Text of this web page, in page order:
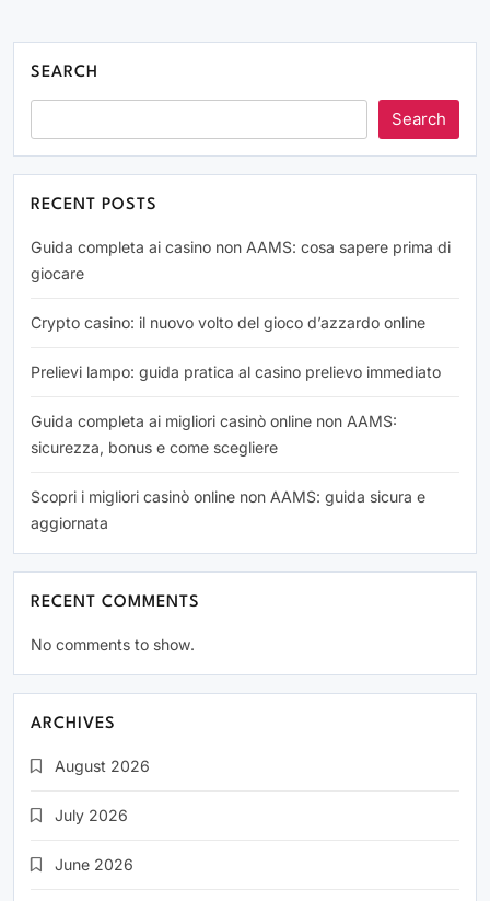
SEARCH
Search
RECENT POSTS
Guida completa ai casino non AAMS: cosa sapere prima di
giocare
Crypto casino: il nuovo volto del gioco d’azzardo online
Prelievi lampo: guida pratica al casino prelievo immediato
Guida completa ai migliori casinò online non AAMS:
sicurezza, bonus e come scegliere
Scopri i migliori casinò online non AAMS: guida sicura e
aggiornata
RECENT COMMENTS
No comments to show.
ARCHIVES
August 2026
July 2026
June 2026